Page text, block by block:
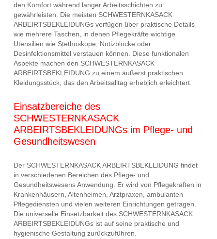
den Komfort während langer Arbeitsschichten zu
gewährleisten. Die meisten SCHWESTERNKASACK
ARBEIRTSBEKLEIDUNGs verfügen über praktische Details
wie mehrere Taschen, in denen Pflegekräfte wichtige
Utensilien wie Stethoskope, Notizblöcke oder
Desinfektionsmittel verstauen können. Diese funktionalen
Aspekte machen den SCHWESTERNKASACK
ARBEIRTSBEKLEIDUNG zu einem äußerst praktischen
Kleidungsstück, das den Arbeitsalltag erheblich erleichtert.
Einsatzbereiche des
SCHWESTERNKASACK
ARBEIRTSBEKLEIDUNGs im Pflege- und
Gesundheitswesen
Der SCHWESTERNKASACK ARBEIRTSBEKLEIDUNG findet
in verschiedenen Bereichen des Pflege- und
Gesundheitswesens Anwendung. Er wird von Pflegekräften in
Krankenhäusern, Altenheimen, Arztpraxen, ambulanten
Pflegediensten und vielen weiteren Einrichtungen getragen.
Die universelle Einsetzbarkeit des SCHWESTERNKASACK
ARBEIRTSBEKLEIDUNGs ist auf seine praktische und
hygienische Gestaltung zurückzuführen.